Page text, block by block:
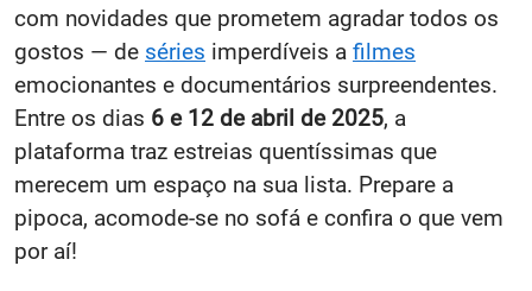
com novidades que prometem agradar todos os
gostos — de séries imperdíveis a filmes
emocionantes e documentários surpreendentes.
Entre os dias 6 e 12 de abril de 2025, a
plataforma traz estreias quentíssimas que
merecem um espaço na sua lista. Prepare a
pipoca, acomode-se no sofá e confira o que vem
por aí!